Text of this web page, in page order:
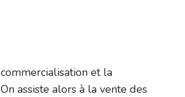
et la
assiste alors à la vente des